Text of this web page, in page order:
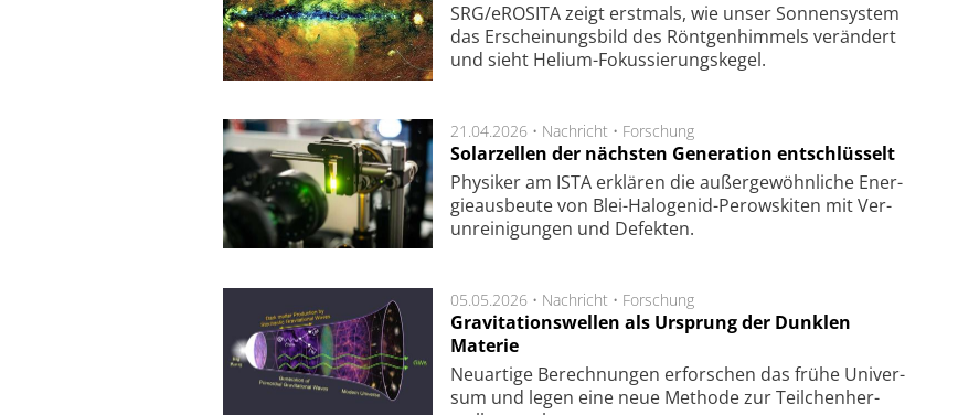
SRG/eROSITA zeigt erst­mals, wie unser Son­nen­sys­tem
das Er­schei­nungs­bild des Rönt­gen­him­mels ver­än­dert
und sieht Helium-Fokus­sie­rungs­ke­gel.
21.04.2026 • Nachricht • Forschung
Solarzellen der nächsten Generation entschlüsselt
Physiker am ISTA er­klä­ren die außer­ge­wöhn­li­che Ener­
gie­aus­beu­te von Blei-Halo­ge­nid-Perows­ki­ten mit Ver­
unrei­ni­gung­en und De­fek­ten.
05.05.2026 • Nachricht • Forschung
Gravitationswellen als Ursprung der Dunklen
Materie
Neu­artige Be­rech­nung­en er­for­schen das frü­he Uni­ver­
sum und legen eine neue Me­tho­de zur Teil­chen­her­